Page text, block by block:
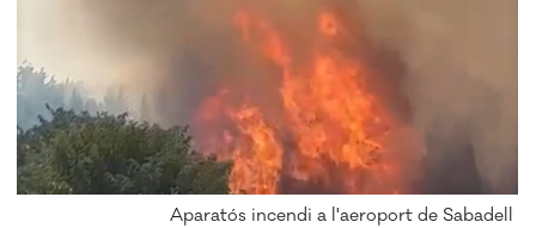
Aparatós incendi a l'aeroport de Sabadell